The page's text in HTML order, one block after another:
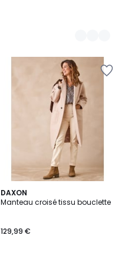
DAXON
Manteau croisé tissu bouclette
129,99 €
4,5
/ 5